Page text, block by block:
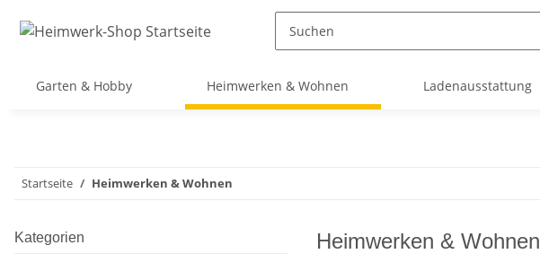
Garten & Hobby Heimwerken & Wohnen Ladenausstattung
Startseite Heimwerken & Wohnen
Heimwerken & Wohnen
Kategorien